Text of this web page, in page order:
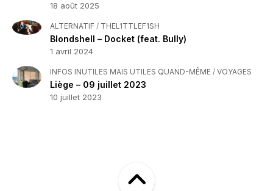
18 août 2025
ALTERNATIF / THEL1TTLEF1SH
Blondshell – Docket (feat. Bully)
1 avril 2024
INFOS INUTILES MAIS UTILES QUAND-MÊME / VOYAGES
Liège – 09 juillet 2023
10 juillet 2023